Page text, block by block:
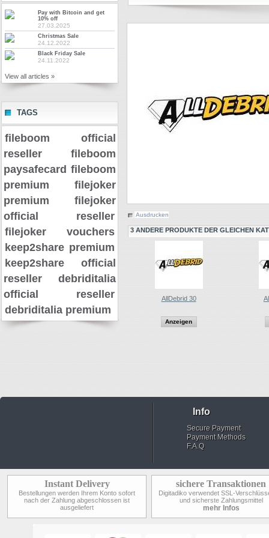
Pay with Bitcoin and get
10% off
27.03.2025
Christmas Sale
24.12.2022
Black Friday Sale
24.11.2022
View all articles »
TAGS
fileboom official
reseller
fileboom
paysafecard fileboom
premium
filejoker
premium
filejoker
official reseller
filejoker vouchers
keep2share premium
keep2share official
reseller
debriditalia
official reseller
debriditalia premium
Ausdrucken
3 ANDERE PRODUKTE DER GLEICHEN
AllDebrid 30
Anzeigen
Info
Secure Payment
Payment Methods
F.A.Q
Instant Delivery
Bestellungen werden Ihrem Konto sofort
nach der Zahlung abgeschlossen ist
ausgeliefert
sichere Transaktionen
Digitadiko verwendet SSL-
und sicherste Zahlungsmittel
mehr Infos